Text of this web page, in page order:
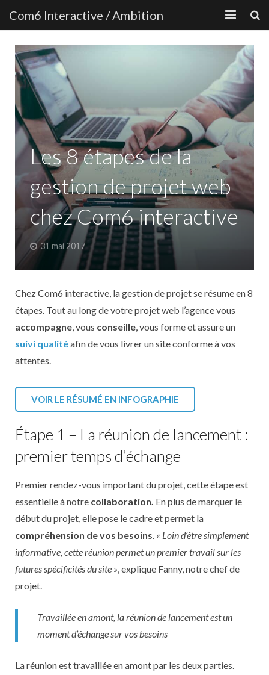
Com6 Interactive / Ambition
ACCUEIL
NOS RÉFÉRENCES
NOTRE EXPERTISE
L’AGENCE
L’ÉQUIPE
LE BLOG
CONTACT
Les 8 étapes de la
gestion de projet web
chez Com6 interactive
31 mai 2017
Chez Com6 interactive, la gestion de projet se résume en 8
étapes. Tout au long de votre projet web l’agence vous
accompagne, vous conseille, vous forme et assure un
suivi qualitéafin de vous livrer un site conforme à vos
attentes.
VOIR LE RÉSUMÉ EN INFOGRAPHIE
Étape 1 – La réunion de lancement :
premier temps d’échange
Premier rendez-vous important du projet, cette étape est
essentielle à notre collaboration. En plus de marquer le
début du projet, elle pose le cadre et permet la
compréhension de vos besoins. « Loin d’être simplement
informative, cette réunion permet un premier travail sur les
futures spécificités du site », explique Fanny, notre chef de
projet.
Travaillée en amont, la réunion de lancement est un
moment d’échange sur vos besoins
La réunion est travaillée en amont par les deux parties.